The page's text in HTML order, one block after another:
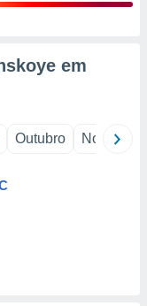
em
Outubro Novembro